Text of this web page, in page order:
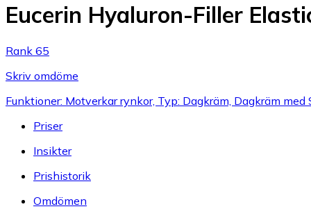
Eucerin Hyaluron-Filler
Rank 65
Skriv omdöme
Funktioner: Motverkar rynkor, Typ: Dagkräm, Dagkräm
Priser
Insikter
Prishistorik
Omdömen